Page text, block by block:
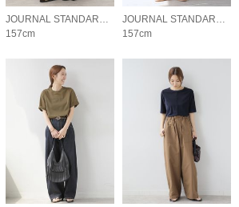
JOURNAL STANDARD relume LADYS
157cm
JOURNAL STANDARD relume LADYS
157cm